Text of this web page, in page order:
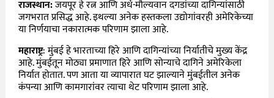
राजस्थान:जयपूर हे रत्न आणि अर्ध-मौल्यवान दगडांच्या दागिन्यांसाठी
जगभरात प्रसिद्ध आहे. इथल्या अनेक हस्तकला उद्योगांवरही अमेरिकेच्या
या निर्णयाचा नकारात्मक परिणाम झाला आहे.
महाराष्ट्र: मुंबई हे भारताच्या हिरे आणि दागिन्यांच्या निर्यातीचे मुख्य केंद्र
आहे. मुंबईतून मोठ्या प्रमाणात हिरे आणि सोन्याचे दागिने अमेरिकेला
निर्यात होतात. पण आता या व्यापारात घट झाल्याने मुंबईतील अनेक
कंपन्या आणि कामगारांवर त्याचा थेट परिणाम झाला आहे.